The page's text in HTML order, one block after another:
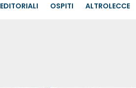
EDITORIALI OSPITI ALTROLECCE